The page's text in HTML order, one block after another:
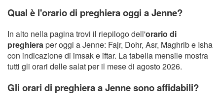
Qual è l'orario di preghiera oggi a Jenne?
In alto nella pagina trovi il riepilogo dell'orario di
preghieraper oggi a Jenne: Fajr, Dohr, Asr, Maghrib e Isha
con indicazione di imsak e iftar. La tabella mensile mostra
tutti gli orari delle salat per il mese di agosto 2026.
Gli orari di preghiera a Jenne sono affidabili?